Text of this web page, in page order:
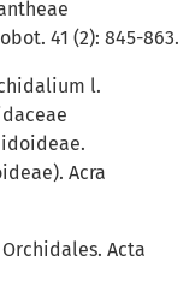
41 (2): 845-863.
l.
Acra
Acta